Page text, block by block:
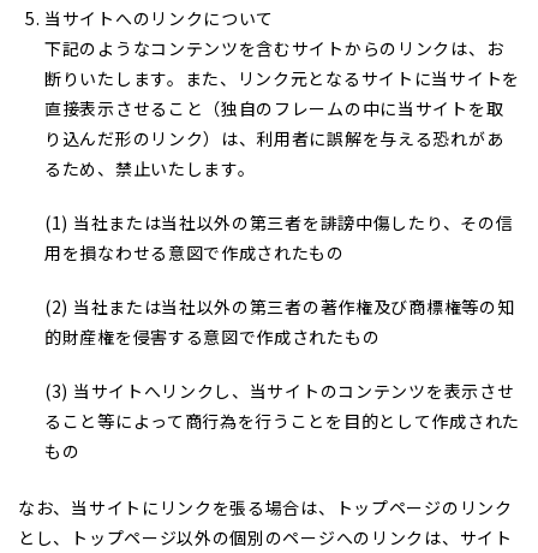
当サイトへのリンクについて
下記のようなコンテンツを含むサイトからのリンクは、お
断りいたします。また、リンク元となるサイトに当サイトを
直接表示させること（独自のフレームの中に当サイトを取
り込んだ形のリンク）は、利用者に誤解を与える恐れがあ
るため、禁止いたします。
(1) 当社または当社以外の第三者を誹謗中傷したり、その信
用を損なわせる意図で作成されたもの
(2) 当社または当社以外の第三者の著作権及び商標権等の知
的財産権を侵害する意図で作成されたもの
(3) 当サイトへリンクし、当サイトのコンテンツを表示させ
ること等によって商行為を行うことを目的として作成された
もの
なお、当サイトにリンクを張る場合は、トップページのリンク
とし、トップページ以外の個別のページへのリンクは、サイト